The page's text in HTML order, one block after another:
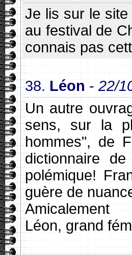
Je lis sur le
au festival de
connais pas
38. Léon - 22/
Un autre
sens, sur la
hommes", de
dictionnaire
polémique!
guère de
Amicalement
Léon, grand